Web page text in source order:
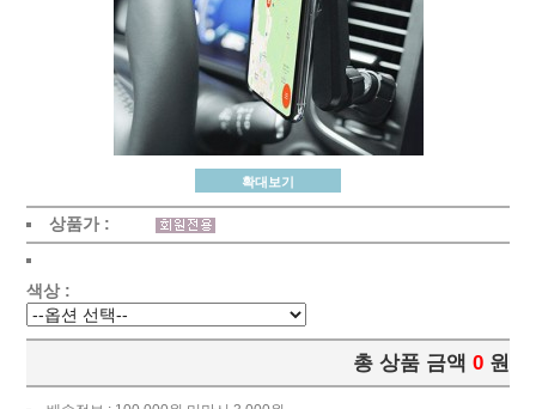
확대보기
상품가 :
색상 :
총 상품 금액 0 원